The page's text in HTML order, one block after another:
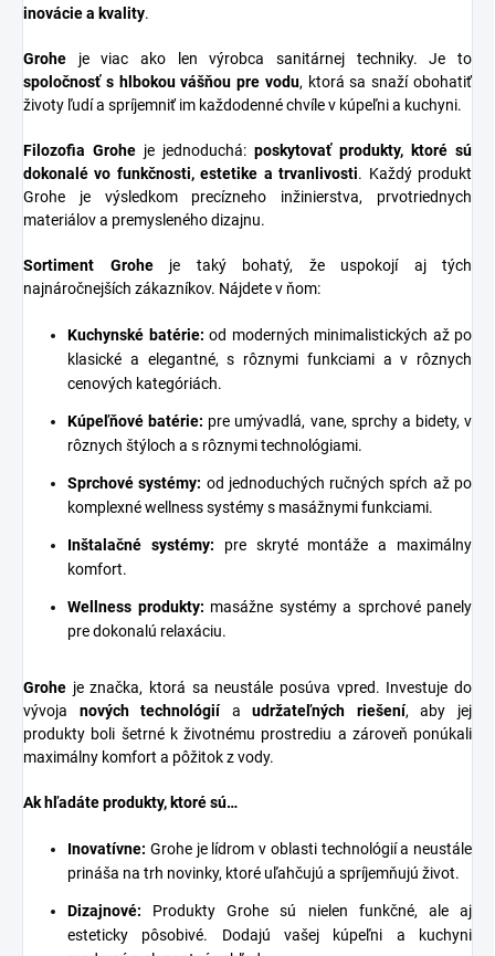
inovácie a kvality.
Grohe je viac ako len výrobca sanitárnej techniky. Je to
spoločnosť s hlbokou vášňou pre vodu, ktorá sa snaží obohatiť
životy ľudí a spríjemniť im každodenné chvíle v kúpeľni a kuchyni.
Filozofia Grohe je jednoduchá: poskytovať produkty, ktoré sú
dokonalé vo funkčnosti, estetike a trvanlivosti. Každý produkt
Grohe je výsledkom precízneho inžinierstva, prvotriednych
materiálov a premysleného dizajnu.
Sortiment Groheje taký bohatý, že uspokojí aj tých
najnáročnejších zákazníkov. Nájdete v ňom:
Kuchynské batérie: od moderných minimalistických až po
klasické a elegantné, s rôznymi funkciami a v rôznych
cenových kategóriách.
Kúpeľňové batérie: pre umývadlá, vane, sprchy a bidety, v
rôznych štýloch a s rôznymi technológiami.
Sprchové systémy: od jednoduchých ručných spŕch až po
komplexné wellness systémy s masážnymi funkciami.
Inštalačné systémy: pre skryté montáže a maximálny
komfort.
Wellness produkty: masážne systémy a sprchové panely
pre dokonalú relaxáciu.
Grohe je značka, ktorá sa neustále posúva vpred. Investuje do
vývoja nových technológiíaudržateľných riešení, aby jej
produkty boli šetrné k životnému prostrediu a zároveň ponúkali
maximálny komfort a pôžitok z vody.
Ak hľadáte produkty, ktoré sú…
Inovatívne: Grohe je lídrom v oblasti technológií a neustále
prináša na trh novinky, ktoré uľahčujú a spríjemňujú život.
Dizajnové: Produkty Grohe sú nielen funkčné, ale aj
esteticky pôsobivé. Dodajú vašej kúpeľni a kuchyni